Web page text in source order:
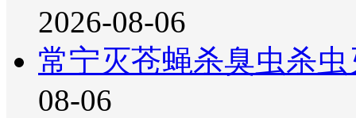
2026-08-06
常宁灭苍蝇杀臭虫杀
08-06